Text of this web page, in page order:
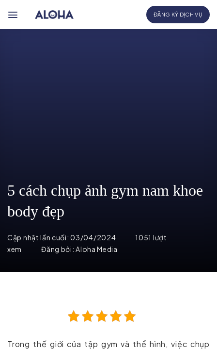
qua
ĐĂNG KÝ DỊCH VỤ
5 cách chụp ảnh gym nam khoe
body đẹp
Cập nhật lần cuối:03/04/2024
1051 lượt
xem
Đăng bởi:Aloha Media
Trong thế giới của tập gym và thể hình, việc chụp